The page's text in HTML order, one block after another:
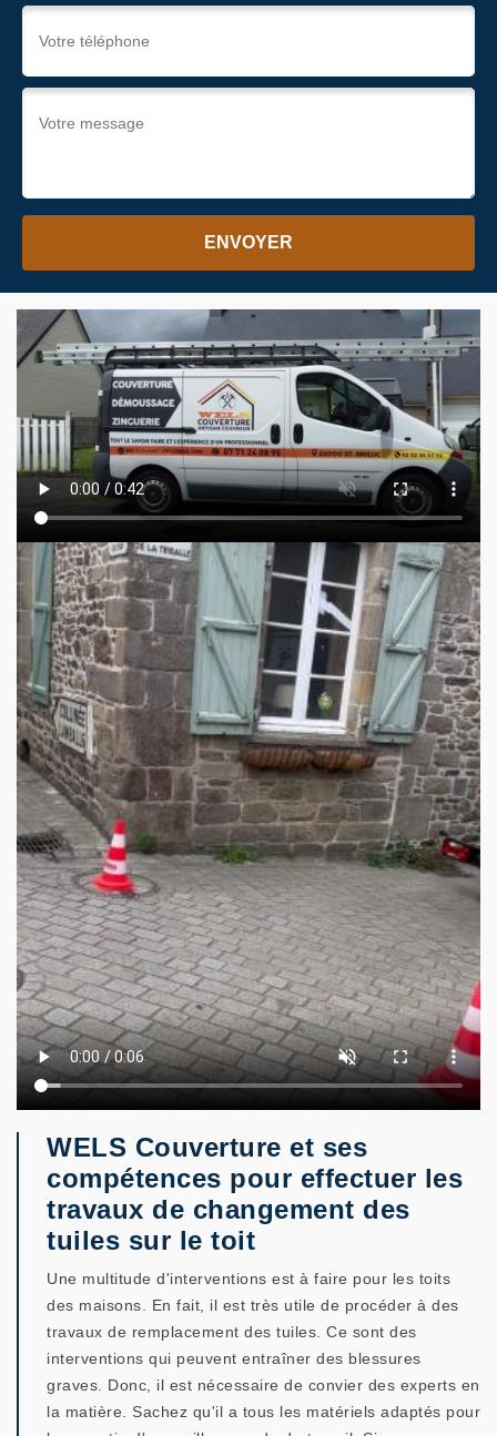
WELS Couverture et ses
compétences pour effectuer les
travaux de changement des
tuiles sur le toit
Une multitude d'interventions est à faire pour les toits
des maisons. En fait, il est très utile de procéder à des
travaux de remplacement des tuiles. Ce sont des
interventions qui peuvent entraîner des blessures
graves. Donc, il est nécessaire de convier des experts en
la matière. Sachez qu'il a tous les matériels adaptés pour